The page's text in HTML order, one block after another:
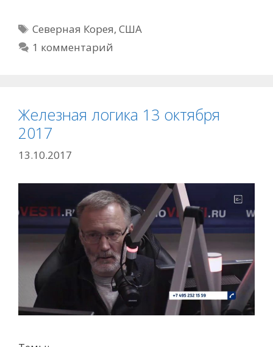
Метки
Северная Корея,США
1 комментарий
Железная логика 13 октября
2017
13.10.2017